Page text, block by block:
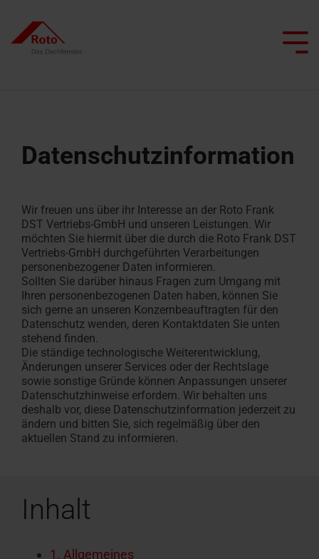
the
Renovieren mit Roto
Lassen Sie sich inspirieren
Angebot
anfordern
Smart Home
Tageslichtberater
1:1-Austausch-Tool
Ansprechpartner
für Profis
realisieren
Roto macht's möglich!
profil
Das Roto
Alle Dachfenster
Schwingfenster
Flachdachfenster
Dachfenster
finden
Alle besonderen Anwendungsfenster
Heizfunktion
Dachausstiegsfenster
Rauchabzugsfenster
Wohn-
Fassadenanschluss­
fenster
Zubehör und Anschlussprodukte
Dachfenster Ausstattung
innen
außen
Alle Dachtreppen
Scherentreppen
Dachtreppen
mit
Feuerwiderstand
Dachtreppen
finden
Alle Flachdachausstiege
Flachdachausstiege
mit
Feuerwiderstand
Alle Kniestocktüren
Alle Terrassenausstiege
Terrassenausstiege
In 3
Service
Kontakt
Kundendienst
beauftragen
Campus
Seminare
Einbau-
&
Wartungsvideos
Technische Dokumente,
Broschüren & mehr
Rund um Roto Produkte
Für
Dachprofis
Händler
Campus Seminare
Ansprechpartner
für Profis
Dachfenster und -treppen
Rund um Roto Produkte
Im
Datenschutz­information
Wir freuen uns über ihr Interesse an der Roto Frank
DST Vertriebs-GmbH und unseren Leistungen. Wir
möchten Sie hiermit über die durch die Roto Frank DST
Vertriebs-GmbH durchgeführten Verarbeitungen
personenbezogener Daten informieren.
Sollten Sie darüber hinaus Fragen zum Umgang mit
Ihren personenbezogenen Daten haben, können Sie
sich gerne an unseren Konzernbeauftragten für den
Datenschutz wenden, deren Kontaktdaten Sie unten
stehend finden.
Die ständige technologische Weiterentwicklung,
Änderungen unserer Services oder der Rechtslage
sowie sonstige Gründe können Anpassungen unserer
Datenschutzhinweise erfordern. Wir behalten uns
deshalb vor, diese Datenschutzinformation jederzeit zu
ändern und bitten Sie, sich regelmäßig über den
aktuellen Stand zu informieren.
Inhalt
1. Allgemeines